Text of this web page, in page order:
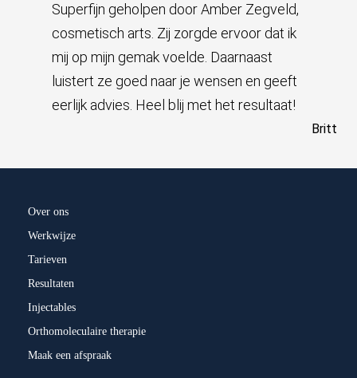
Superfijn geholpen door Amber Zegveld,
cosmetisch arts. Zij zorgde ervoor dat ik
mij op mijn gemak voelde. Daarnaast
luistert ze goed naar je wensen en geeft
eerlijk advies. Heel blij met het resultaat!
Britt
Over ons
Werkwijze
Tarieven
Resultaten
Injectables
Orthomoleculaire therapie
Maak een afspraak